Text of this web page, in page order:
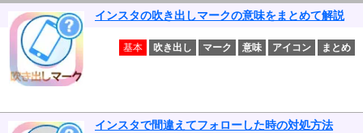
インスタの吹き出しマークの意味をまとめて解説
基本 吹き出し マーク 意味 アイコン まとめ
インスタで間違えてフォローした時の対処方法